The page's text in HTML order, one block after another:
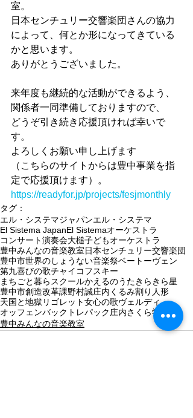
室。
日本センチュリー交響楽団さんの協力
によって、何とか形になってきている
かと思います。
ありがとうございました。
来年度も継続的な活動ができるよう、
関係者一同準備しておりますので、
どうぞ引き続き応援頂ければ幸いで
す。
よろしくお願い申し上げます
（こちらのサイトからは豊中事業を指
定で応援頂けます）。
https://readyfor.jp/projects/fesjmonthly
タグ：
エル・システマジャパンエル・システマ
El Sistema JapanEl Sistemaオーケストラ
コンサート演奏会大槌子どもオーケストラ
豊中みんなの音楽教室日本センチュリー交響楽団
豊中市世界のしょうない音楽祭ベートーヴェン
第九喜びの歌チャイコフスキー
まちごと暮らスクールかえるのうたきらきら星
豊中市創造改革課野村誠庄内 くるみ割り人形
天国と地獄 リゴレット女心の歌ヴェルディ
オッフェンバック トレパック庄内さくら学園
豊中みんなの音楽教室